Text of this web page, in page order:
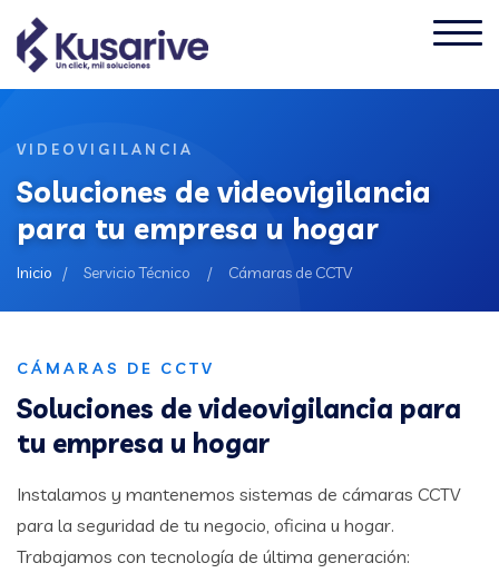
VIDEOVIGILANCIA
Soluciones de videovigilancia
para tu empresa u hogar
Inicio / Servicio Técnico / Cámaras de CCTV
CÁMARAS DE CCTV
Soluciones de videovigilancia para
tu empresa u hogar
Instalamos y mantenemos sistemas de cámaras CCTV
para la seguridad de tu negocio, oficina u hogar.
Trabajamos con tecnología de última generación: